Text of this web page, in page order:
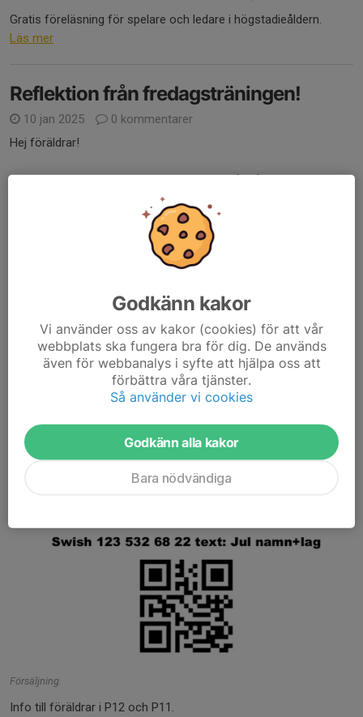
Gratis föreläsning för spelare och ledare i högstadieåldern.
Läs mer
Reflektion från fredagsträningen!
10 jan 2025
0 kommentarer
Hej föräldrar!
Idrottande främjar barn och ungas hälsa på många plan. Inte
bara det fysiska, att skelettet och musklerna stärks och minskar
risken för en rad olika sjukdomar. Fysisk aktivitet bidrar även till
Julpaket 2024
12 nov 2024 4 kommentarer
Försäljning.
Info till föräldrar i P12 och P11.
Godkänn kakor
Vi använder oss av kakor (cookies) för att vår
webbplats ska fungera bra för dig. De används
även för webbanalys i syfte att hjälpa oss att
förbättra våra tjänster.
Så använder vi cookies
Godkänn alla kakor
Bara nödvändiga